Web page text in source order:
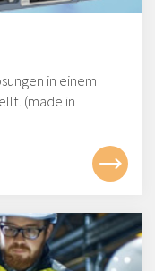
in einem
(made in